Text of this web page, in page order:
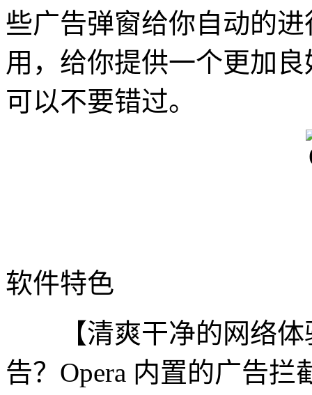
些广告弹窗给你自动的
用，给你提供一个更加
可以不要错过。
软件特色
【清爽干净的网络体
告？Opera 内置的广告